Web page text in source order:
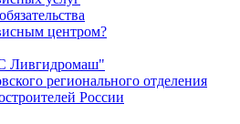
центром?
Ливгидромаш"
регионального отделения
России